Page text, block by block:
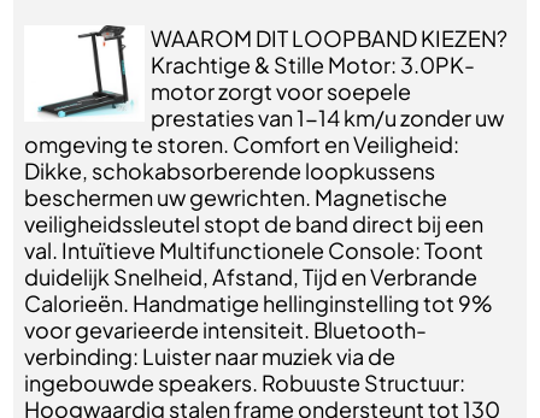
WAAROM DIT LOOPBAND KIEZEN?
Krachtige & Stille Motor: 3.0PK-
motor zorgt voor soepele
prestaties van 1-14 km/u zonder uw
omgeving te storen. Comfort en Veiligheid:
Dikke, schokabsorberende loopkussens
beschermen uw gewrichten. Magnetische
veiligheidssleutel stopt de band direct bij een
val. Intuïtieve Multifunctionele Console: Toont
duidelijk Snelheid, Afstand, Tijd en Verbrande
Calorieën. Handmatige hellinginstelling tot 9%
voor gevarieerde intensiteit. Bluetooth-
verbinding: Luister naar muziek via de
ingebouwde speakers. Robuuste Structuur:
Hoogwaardig stalen frame ondersteunt tot 130